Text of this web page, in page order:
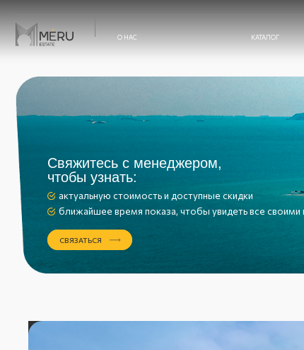
ТЕХНАДЗОР
чтобы узнать:
актуальную стоимость и доступные скидки
СВЯЗАТЬСЯ
ближайшее время показа, чтобы увидеть все своими глазами